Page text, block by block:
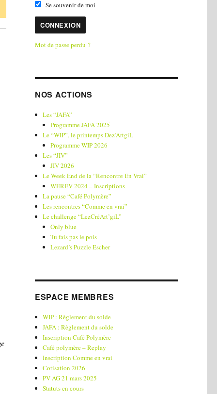
Se souvenir de moi
Mot de passe perdu ?
NOS ACTIONS
Les “JAFA”
Programme JAFA 2025
Le “WIP”, le printemps Dez’ArtgiL
Programme WIP 2026
Les “JIV”
JIV 2026
Le Week End de la “Rencontre En Vrai”
WEREV 2024 – Inscriptions
La pause “Café Polymère”
Les rencontres “Comme en vrai”
Le challenge “LezCréArt’giL”
Only blue
Tu fais pas le pois
Lezard’s Puzzle Escher
ESPACE MEMBRES
WIP : Règlement du solde
JAFA : Règlement du solde
Inscription Café Polymère
Café polymère – Replay
Inscription Comme en vrai
Cotisation 2026
PV AG 21 mars 2025
Statuts en cours